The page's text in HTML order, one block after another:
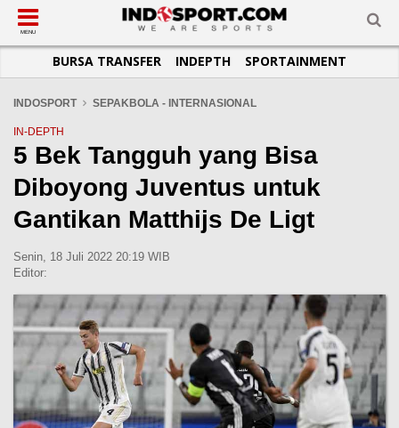
SUB-MENU
SEPAKBOLA
LIGA INGGRIS
LIGA ITALIA
LIGA SPANYOL
LIGA JERMAN
LIGA PRANCIS
LIGA EUROPA
SUB-MENU
SPORTAINMENT
SUB-MENU
OTOMOTIF
OTOMANIA
SUB-MENU
BASKET
FUTSAL
OLIMPIK
E-SPORT
SUB-MENU
JADWAL
SUB-MENU
TOPIK HARI INI
INFOGRAFIS
GALERI FOTO
TEMPAT OLAHRAGA
KOMUNITAS SEHAT
MENU
BURSA TRANSFER INDEPTH SPORTAINMENT
INDOSPORT SEPAKBOLA - INTERNASIONAL
IN-DEPTH
5 Bek Tangguh yang Bisa
Diboyong Juventus untuk
Gantikan Matthijs De Ligt
Senin, 18 Juli 2022 20:19 WIB
Editor: